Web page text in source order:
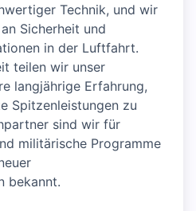
Technik, und wir
Sicherheit und
in der Luftfahrt.
teilen wir unser
langjährige Erfahrung,
Spitzenleistungen zu
sind wir für
militärische Programme
bekannt.